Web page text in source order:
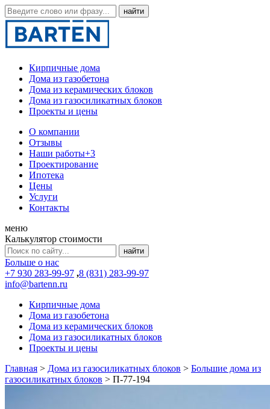
Кирпичные дома
Дома из газобетона
Дома из керамических блоков
Дома из газосиликатных блоков
Проекты и цены
О компании
Отзывы
Наши работы+3
Проектирование
Ипотека
Цены
Услуги
Контакты
меню
Калькулятор стоимости
Больше о нас
+7 930 283-99-97 ,8 (831) 283-99-97
info@bartenn.ru
Кирпичные дома
Дома из газобетона
Дома из керамических блоков
Дома из газосиликатных блоков
Проекты и цены
Главная > Дома из газосиликатных блоков > Большие дома из
газосиликатных блоков > П-77-194